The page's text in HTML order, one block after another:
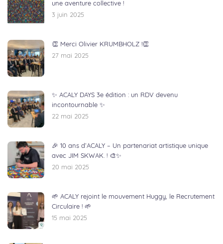
une aventure collective !
3 juin 2025
👏 Merci Olivier KRUMBHOLZ !👏
27 mai 2025
✨ ACALY DAYS 3e édition : un RDV devenu
incontournable ✨
22 mai 2025
🎉 10 ans d’ACALY – Un partenariat artistique unique
avec JIM SKWAK. ! 🎨✨
20 mai 2025
🌱 ACALY rejoint le mouvement Huggy, le Recrutement
Circulaire ! 🌱
15 mai 2025